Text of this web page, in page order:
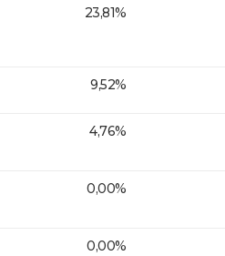
23,81%
9,52%
4,76%
0,00%
0,00%